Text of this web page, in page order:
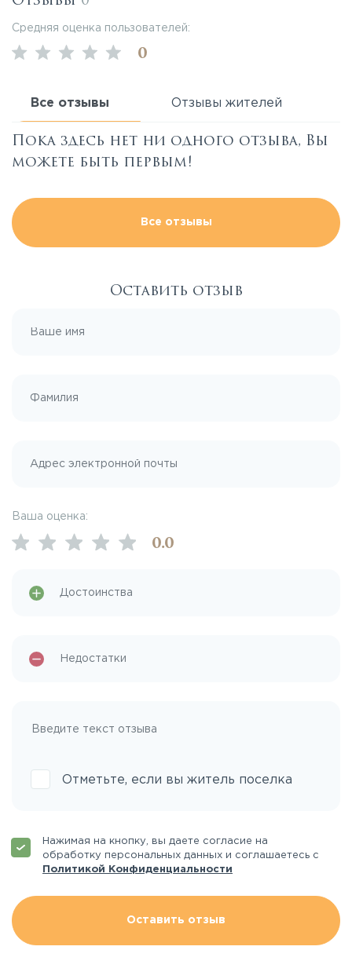
Средняя оценка пользователей:
0
Все отзывы Отзывы жителей
Пока здесь нет ни одного отзыва, Вы
можете быть первым!
Все отзывы
Оставить отзыв
Ваша оценка:
0.0
Отметьте, если вы житель поселка
Нажимая на кнопку, вы даете согласие на
обработку персональных данных и соглашаетесь с
Политикой Конфиденциальности
Оставить отзыв